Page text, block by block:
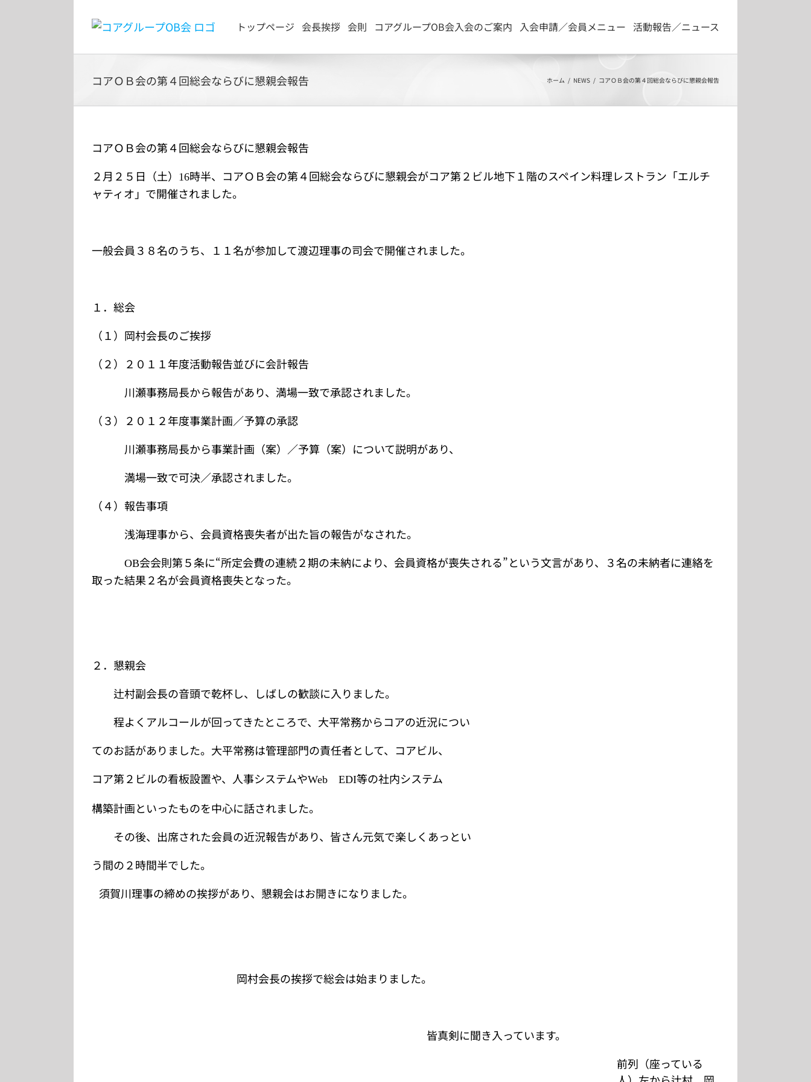
トップページ 会長挨拶 会則 コアグループOB会入会のご案内 入会申請／会員メニュー 活動報告／ニュース
コアＯＢ会の第４回総会ならびに懇親会報告 ホーム NEWS コアＯＢ会の第４回総会ならびに懇親会報告
コアＯＢ会の第４回総会ならびに懇親会報告
２月２５日（土）
16時半、コアＯＢ会の第４回総会ならびに懇親会がコア第２ビル地下１階のスペイン料理レストラン「エルチ
ャティオ」で開催されました。
一般会員３８名のうち、１１名が参加して渡辺理事の司会で開催されました。
１．総会
（１）岡村会長のご挨拶
（２）２０１１年度活動報告並びに会計報告
川瀬事務局長から報告があり、満場一致で承認されました。
（３）２０１２年度事業計画／予算の承認
川瀬事務局長から事業計画（案）／予算（案）について説明があり、
満場一致で可決／承認されました。
（４）報告事項
浅海理事から、会員資格喪失者が出た旨の報告がなされた。
OB会会則第５条に“所定会費の連続２期の未納により、会員資格が喪失される”という文言があり、３名の未納者に連絡を
取った結果２名が会員資格喪失となった。
２．懇親会
辻村副会長の音頭で乾杯し、しばしの歓談に入りました。
程よくアルコールが回ってきたところで、大平常務からコアの近況につい
てのお話がありました。大平常務は管理部門の責任者として、コアビル、
コア第２ビルの看板設置や、人事システムやWeb EDI等の社内システム
構築計画といったものを中心に話されました。
その後、出席された会員の近況報告があり、皆さん元気で楽しくあっとい
う間の２時間半でした。
須賀川理事の締めの挨拶があり、懇親会はお開きになりました。
岡村会長の挨拶で総会は始まりました。
皆真剣に聞き入っています。
前列（座っている